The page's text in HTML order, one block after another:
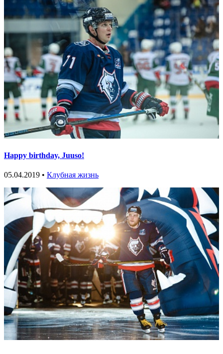
Happy birthday, Juuso!
05.04.2019 • Клубная жизнь